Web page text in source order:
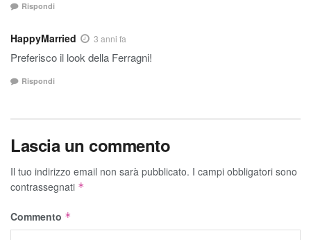
Rispondi
HappyMarried 3 anni fa
Preferisco il look della Ferragni!
Rispondi
Lascia un commento
Il tuo indirizzo email non sarà pubblicato. I campi obbligatori sono
contrassegnati *
Commento *